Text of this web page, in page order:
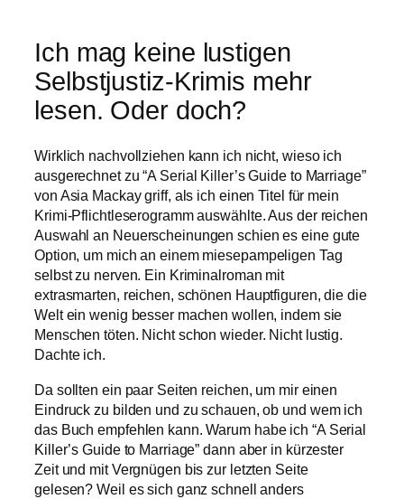
Ich mag keine lustigen
Selbstjustiz-Krimis mehr
lesen. Oder doch?
Wirklich nachvollziehen kann ich nicht, wieso ich
ausgerechnet zu “A Serial Killer’s Guide to Marriage”
von Asia Mackay griff, als ich einen Titel für mein
Krimi-Pflichtleserogramm auswählte. Aus der reichen
Auswahl an Neuerscheinungen schien es eine gute
Option, um mich an einem miesepampeligen Tag
selbst zu nerven. Ein Kriminalroman mit
extrasmarten, reichen, schönen Hauptfiguren, die die
Welt ein wenig besser machen wollen, indem sie
Menschen töten. Nicht schon wieder. Nicht lustig.
Dachte ich.
Da sollten ein paar Seiten reichen, um mir einen
Eindruck zu bilden und zu schauen, ob und wem ich
das Buch empfehlen kann. Warum habe ich “A Serial
Killer’s Guide to Marriage” dann aber in kürzester
Zeit und mit Vergnügen bis zur letzten Seite
gelesen? Weil es sich ganz schnell anders